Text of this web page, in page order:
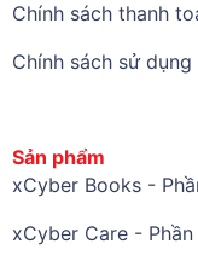
Chính sách thanh
Chính sách sử
Sản phẩm
xCyber Books -
xCyber Care -